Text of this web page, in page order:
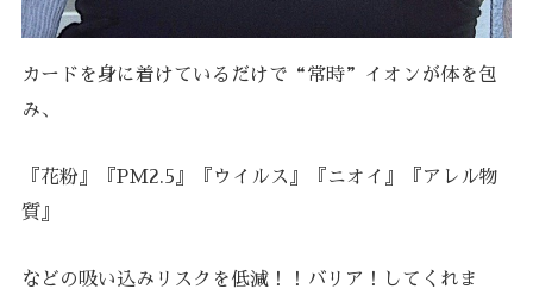
カードを身に着けているだけで“常時”イオンが体を包
み、
『花粉』『PM2.5』『ウイルス』『ニオイ』『アレル物
質』
などの吸い込みリスクを低減！！バリア！してくれま